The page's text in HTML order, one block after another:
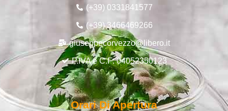
(+39) 0331841577
(+39) 3466469266
giuseppecorvezzo@libero.it
P.IVA e C.F: 04052350123
Orari Di Apertura